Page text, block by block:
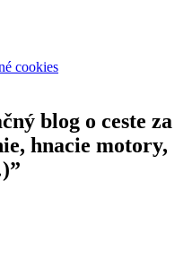
cookies
blog o ceste za
hnacie motory,
”